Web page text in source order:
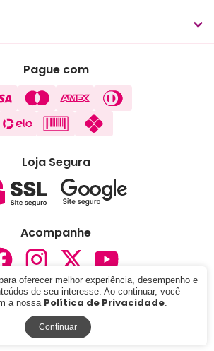
Pague com
Loja Segura
Acompanhe
os direitos reservados.
oferecer melhor experiência, desempenho e
de seu interesse. Ao continuar, você
a nossa Política de Privacidade.
Continuar